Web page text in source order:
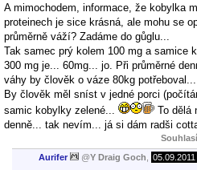
A mimochodem, informace, že kobylka
proteinech je sice krásná, ale mohu se
průměrně váží? Zadáme do gůglu...
Tak samec prý kolem 100 mg a samice
300 mg je... 60mg... jo. Při průměrné
váhy by člověk o váze 80kg
By člověk měl sníst v jedné porci
samic kobylky zelené...
To dělá
denně... tak nevím... já si dám radši
Aurifer @Y Draig Goch 05.09.2011